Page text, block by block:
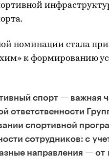
номинации стала
к формированию
спорт — важная
ответственности
спортивной
сотрудников: с
направления — от